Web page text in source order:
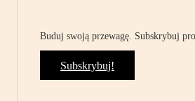
Buduj swoją przewagę. Subskrybuj
Subskrybuj!